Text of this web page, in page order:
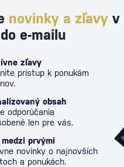
novinky a zľavy v
e-mailu
zľavy
prístup k ponukám
obsah
odporúčania
len pre vás.
prvými
novinky o najnovších
a ponukách.